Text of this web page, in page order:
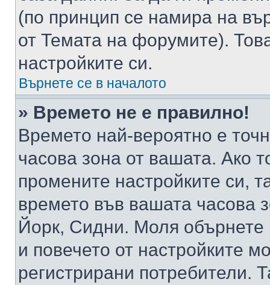
(по принцип се намира на
от Темата на форумите).
настройките си.
Върнете се в началото
» Времето не е правилно!
Времето най-вероятно е
часова зона от вашата. Ако
промените настройките си,
времето във вашата
Йорк, Сидни. Моля обърнете
и повечето от настройките
регистрирани потребители.